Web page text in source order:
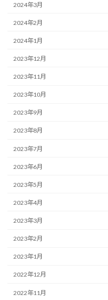
2024年3月
2024年2月
2024年1月
2023年12月
2023年11月
2023年10月
2023年9月
2023年8月
2023年7月
2023年6月
2023年5月
2023年4月
2023年3月
2023年2月
2023年1月
2022年12月
2022年11月